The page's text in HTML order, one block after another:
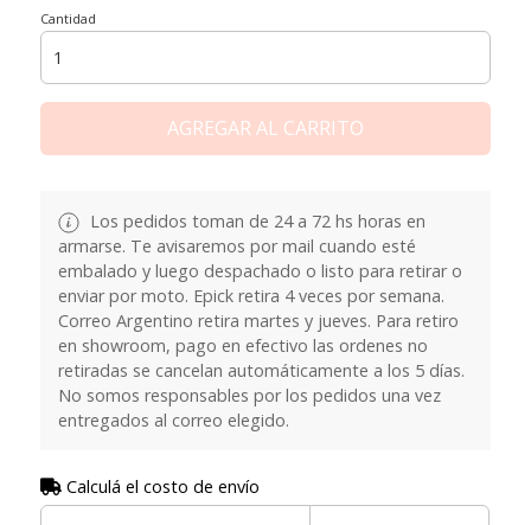
Cantidad
AGREGAR AL CARRITO
Los pedidos toman de 24 a 72 hs horas en
armarse. Te avisaremos por mail cuando esté
embalado y luego despachado o listo para retirar o
enviar por moto. Epick retira 4 veces por semana.
Correo Argentino retira martes y jueves. Para retiro
en showroom, pago en efectivo las ordenes no
retiradas se cancelan automáticamente a los 5 días.
No somos responsables por los pedidos una vez
entregados al correo elegido.
Calculá el costo de envío